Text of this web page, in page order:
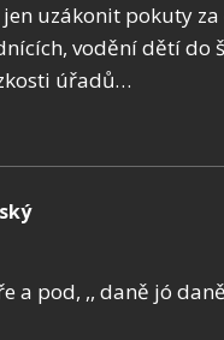
uzákonit pokuty za
vodění dětí do
úřadů…
a pod, ,, daně jó